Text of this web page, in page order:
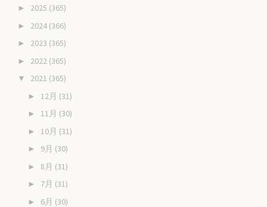
► 2025 (365)
► 2024 (366)
► 2023 (365)
► 2022 (365)
▼ 2021 (365)
► 12月 (31)
► 11月 (30)
► 10月 (31)
► 9月 (30)
► 8月 (31)
► 7月 (31)
► 6月 (30)